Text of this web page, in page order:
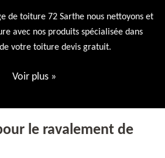
de toiture 72 Sarthe nous nettoyons et
avec nos produits spécialisée dans
votre toiture devis gratuit.
Voir plus »
le ravalement de